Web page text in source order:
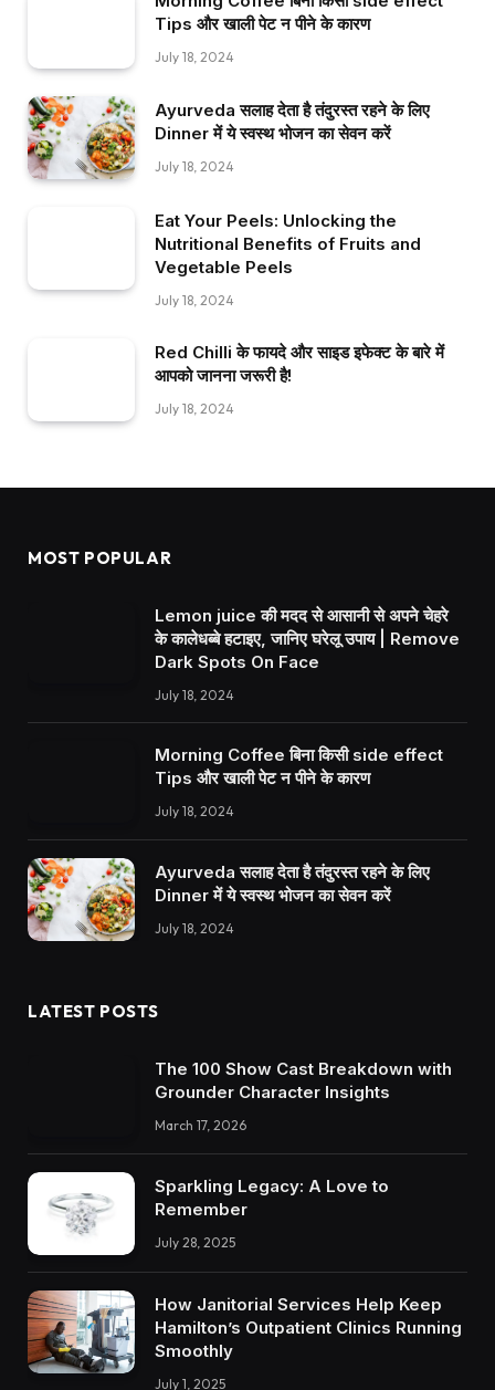
Tips और खाली पेट न पीने के कारण
July 18, 2024
Ayurveda सलाह देता है तंदुरस्त रहने के लिए
Dinner में ये स्वस्थ भोजन का सेवन करें
July 18, 2024
Eat Your Peels: Unlocking the
Nutritional Benefits of Fruits and
Vegetable Peels
July 18, 2024
Red Chilli के फायदे और साइड इफेक्ट के बारे में
आपको जानना जरूरी है!
July 18, 2024
MOST POPULAR
Lemon juice की मदद से आसानी से अपने चेहरे
के कालेधब्बे हटाइए, जानिए घरेलू उपाय | Remove
Dark Spots On Face
July 18, 2024
Morning Coffee बिना किसी side effect
Tips और खाली पेट न पीने के कारण
July 18, 2024
Ayurveda सलाह देता है तंदुरस्त रहने के लिए
Dinner में ये स्वस्थ भोजन का सेवन करें
July 18, 2024
LATEST POSTS
The 100 Show Cast Breakdown with
Grounder Character Insights
March 17, 2026
Sparkling Legacy: A Love to
Remember
July 28, 2025
How Janitorial Services Help Keep
Hamilton’s Outpatient Clinics Running
Smoothly
July 1, 2025